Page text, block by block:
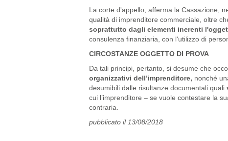
La corte d'appello, afferma la Cassazione,
qualità di imprenditore commerciale, oltre
soprattutto dagli elementi inerenti
consulenza finanziaria, con l'utilizzo di
CIRCOSTANZE OGGETTO DI PROVA
Da tali principi, pertanto, si desume che
organizzativi dell’imprenditore, nonché
desumibili dalle risultanze documentali quali
cui l’imprenditore – se vuole contestare la
contraria.
pubblicato il 13/08/2018